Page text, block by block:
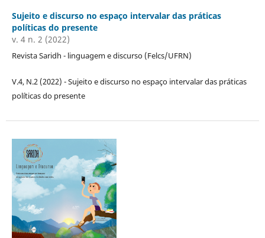
Sujeito e discurso no espaço intervalar das práticas
políticas do presente
v. 4 n. 2 (2022)
Revista Saridh - linguagem e discurso (Felcs/UFRN)
V.4, N.2 (2022) - Sujeito e discurso no espaço intervalar das práticas
políticas do presente